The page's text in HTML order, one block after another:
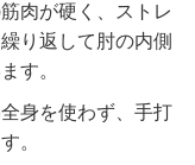
肉が硬く、ストレ
り返して肘の内側
す。
身を使わず、手打
。